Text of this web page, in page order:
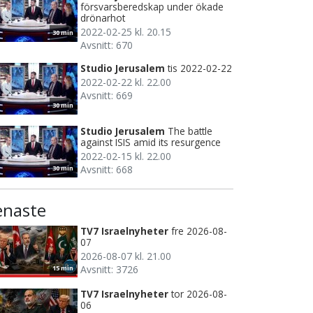
30 min
försvarsberedskap under ökade
drönarhot
2022-02-25 kl. 20.15
Avsnitt: 670
30 min
Studio Jerusalem tis 2022-02-22
2022-02-22 kl. 22.00
Avsnitt: 669
30 min
Studio Jerusalem The battle
against ISIS amid its resurgence
2022-02-15 kl. 22.00
Avsnitt: 668
15 min
TV7 Israelnyheter fre 2026-08-
07
2026-08-07 kl. 21.00
Avsnitt: 3726
TV7 Israelnyheter tor 2026-08-
06